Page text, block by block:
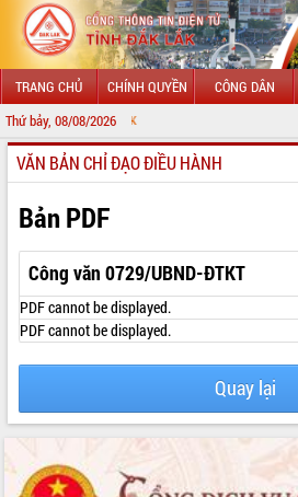
TRANG CHỦ CHÍNH QUYỀN CÔNG DÂN
Thứ bảy, 08/08/2026
GIỚI THIỆU
LÃNH ĐẠO UBND TỈNH
TIN TỨC SỰ KIỆN
SỞ, BAN, NGÀNH
UBND CÁC XÃ, PHƯỜNG
HỆ THỐNG VĂN BẢN
VĂN BẢN HĐND TỈNH
VĂN BẢN CHỈ ĐẠO ĐIỀU HÀNH
Bản PDF
Công văn 0729/UBND-ĐTKT
PDF cannot be displayed.
PDF cannot be displayed.
Quay lại